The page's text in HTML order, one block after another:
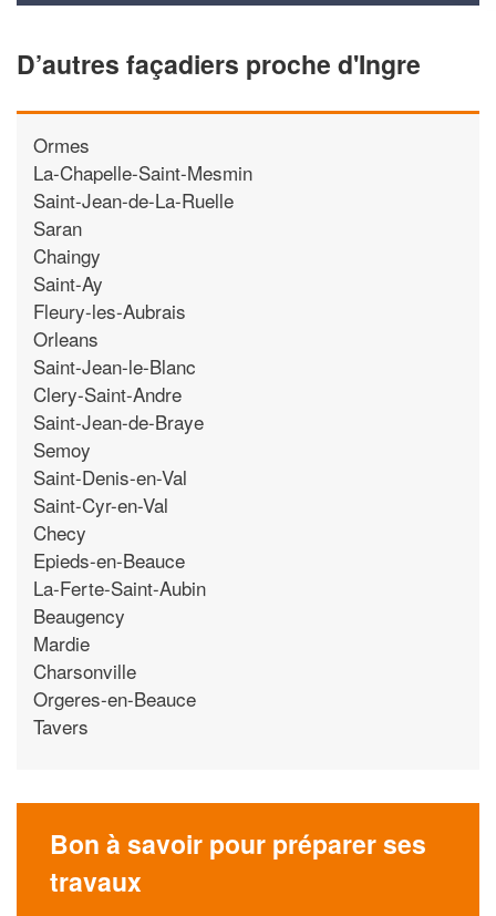
D’autres façadiers proche d'Ingre
Ormes
La-Chapelle-Saint-Mesmin
Saint-Jean-de-La-Ruelle
Saran
Chaingy
Saint-Ay
Fleury-les-Aubrais
Orleans
Saint-Jean-le-Blanc
Clery-Saint-Andre
Saint-Jean-de-Braye
Semoy
Saint-Denis-en-Val
Saint-Cyr-en-Val
Checy
Epieds-en-Beauce
La-Ferte-Saint-Aubin
Beaugency
Mardie
Charsonville
Orgeres-en-Beauce
Tavers
Bon à savoir pour préparer ses
travaux